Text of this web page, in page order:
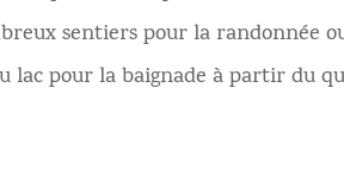
sentiers pour la randonnée
lac pour la baignade à partir du